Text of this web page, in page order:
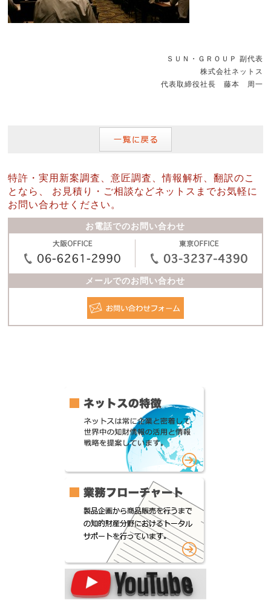
ＳＵＮ・ＧＲＯＵＰ 副代表
株式会社ネットス
代表取締役社長 藤本 周一
特許・実用新案調査、意匠調査、情報解析、翻訳のこ
となら、
お見積り・ご相談などネットスまでお気軽に
お問い合わせください。
お電話でのお問い合わせ
メールでのお問い合わせ